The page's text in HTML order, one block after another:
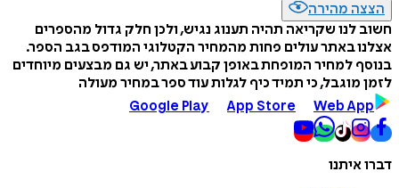
הצצה מהירה
חשוב לנו שקריאה תהיה תענוג נגיש, ולכן חלק גדול מהספרים
אצלנו באתר עולים פחות מהמחיר הקטלוגי המודפס בגב הספר.
בנוסף למחיר המופחת באופן קבוע באתר, יש גם מבצעים מיוחדים
לזמן מוגבל, כי תמיד כיף לגלות עוד ספר במחיר מעולה
Google Play
App Store Web App
דברו איתנו